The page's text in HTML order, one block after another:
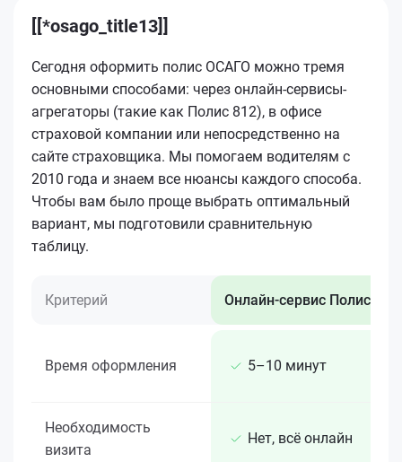
[[*osago_title13]]
Сегодня оформить полис ОСАГО можно тремя
основными способами: через онлайн-сервисы-
агрегаторы (такие как Полис 812), в офисе
страховой компании или непосредственно на
сайте страховщика. Мы помогаем водителям с
2010 года и знаем все нюансы каждого способа.
Чтобы вам было проще выбрать оптимальный
вариант, мы подготовили сравнительную
таблицу.
Критерий Онлайн-сервис Полис 812
Время оформления 5–10 минут
Необходимость
визита
Нет, всё онлайн